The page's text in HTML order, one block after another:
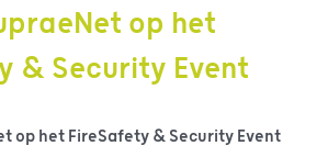
op het
& Security Event
op het FireSafety & Security Event